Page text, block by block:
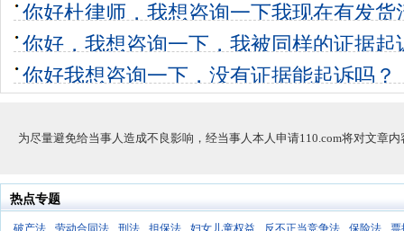
硬，导致我们 6个回答 0
你好杜律师，我想咨询一下我现在有发
起诉欠 0个回答 0
你好，我想咨询一下，我被同样的证据
认倒霉给了 2个回答 0
你好我想咨询一下，没有证据能起诉吗？
为尽量避免给当事人造成不良影响，经当事人本人申请110.com将对文章
热点专题
破产法 劳动合同法 刑法 担保法 妇女儿童权益 反不正当竞争法 保险法
票